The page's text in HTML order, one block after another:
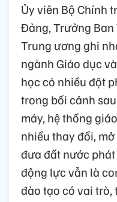
Ủy viên Bộ Chính
Đảng, Trưởng
Trung ương ghi
ngành Giáo dục
học có nhiều đột
trong bối cảnh
máy, hệ thống
nhiều thay đổi,
đưa đất nước
động lực vẫn là
đào tạo có vai trò,